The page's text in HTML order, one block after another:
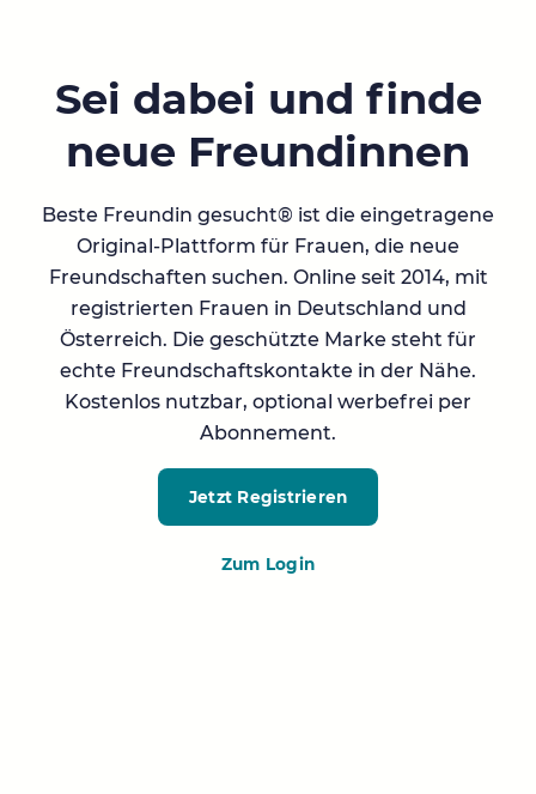
Sei dabei und finde
neue Freundinnen
Beste Freundin gesucht® ist die eingetragene
Original-Plattform für Frauen, die neue
Freundschaften suchen. Online seit 2014, mit
registrierten Frauen in Deutschland und
Österreich. Die geschützte Marke steht für
echte Freundschaftskontakte in der Nähe.
Kostenlos nutzbar, optional werbefrei per
Abonnement.
Jetzt Registrieren
Zum Login